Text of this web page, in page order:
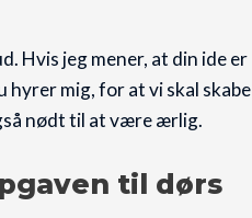
Hvis jeg mener, at din ide er
hyrer mig, for at vi skal skabe
nødt til at være ærlig.
til dørs